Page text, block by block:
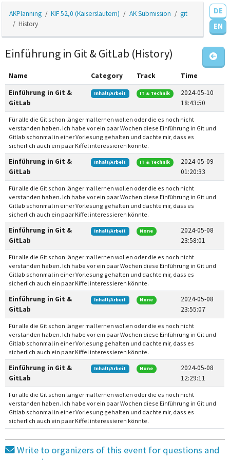
DE
EN
AKPlanning KIF 52,0 (Kaiserslautern) AK Submission
git
History
Einführung in Git & GitLab (History)
Name Category Track
Time
Einführung in Git &
GitLab
Inhalt/Arbeit IT & Technik
2024-05-10
18:43:50
Für alle die Git schon länger mal lernen wollen oder die es noch nicht
verstanden haben. Ich habe vor ein paar Wochen diese Einführung in Git und
Gitlab schonmal in einer Vorlesung gehalten und dachte mir, dass es
sicherlich auch ein paar Kiffel interessieren könnte.
Einführung in Git &
GitLab
Inhalt/Arbeit IT & Technik
2024-05-09
01:20:33
Für alle die Git schon länger mal lernen wollen oder die es noch nicht
verstanden haben. Ich habe vor ein paar Wochen diese Einführung in Git und
Gitlab schonmal in einer Vorlesung gehalten und dachte mir, dass es
sicherlich auch ein paar Kiffel interessieren könnte.
Einführung in Git &
GitLab
Inhalt/Arbeit None
2024-05-08
23:58:01
Für alle die Git schon länger mal lernen wollen oder die es noch nicht
verstanden haben. Ich habe vor ein paar Wochen diese Einführung in Git und
Gitlab schonmal in einer Vorlesung gehalten und dachte mir, dass es
sicherlich auch ein paar Kiffel interessieren könnte.
Einführung in Git &
GitLab
Inhalt/Arbeit None
2024-05-08
23:55:07
Für alle die Git schon länger mal lernen wollen oder die es noch nicht
verstanden haben. Ich habe vor ein paar Wochen diese Einführung in Git und
Gitlab schonmal in einer Vorlesung gehalten und dachte mir, dass es
sicherlich auch ein paar Kiffel interessieren könnte.
Einführung in Git &
GitLab
Inhalt/Arbeit None
2024-05-08
12:29:11
Für alle die Git schon länger mal lernen wollen oder die es noch nicht
verstanden haben. Ich habe vor ein paar Wochen diese Einführung in Git und
Gitlab schonmal in einer Vorlesung gehalten und dachte mir, dass es
sicherlich auch ein paar Kiffel interessieren könnte.
Write to organizers of this event for questions and